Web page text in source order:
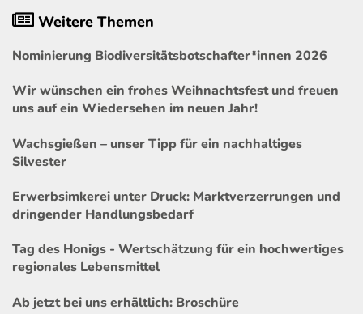
Weitere Themen
Nominierung Biodiversitätsbotschafter*innen 2026
Wir wünschen ein frohes Weihnachtsfest und freuen
uns auf ein Wiedersehen im neuen Jahr!
Wachsgießen – unser Tipp für ein nachhaltiges
Silvester
Erwerbsimkerei unter Druck: Marktverzerrungen und
dringender Handlungsbedarf
Tag des Honigs - Wertschätzung für ein hochwertiges
regionales Lebensmittel
Ab jetzt bei uns erhältlich: Broschüre